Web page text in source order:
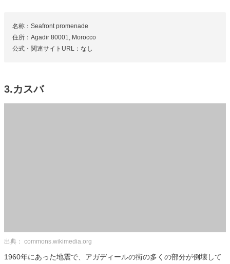
名称：Seafront promenade
住所：Agadir 80001, Morocco
公式・関連サイトURL：なし
3.カスバ
出典： commons.wikimedia.org
1960年にあった地震で、アガディールの街の多くの部分が倒壊して